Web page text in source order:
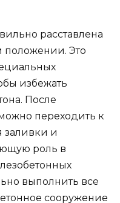
расставлена
положении. Это
избежать
После
переходить к
заливки и
роль в
выполнить все
сооружение